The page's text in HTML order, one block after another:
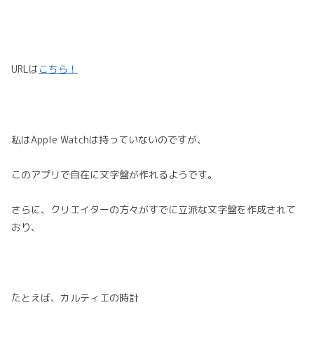
URLはこちら！
私はApple Watchは持っていないのですが、
このアプリで自在に文字盤が作れるようです。
さらに、クリエイターの方々がすでに立派な文字盤を作成されて
おり、
たとえば、カルティエの時計